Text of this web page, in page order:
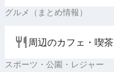
グルメ（まとめ情報）
周辺のカフェ・喫茶
スポーツ・公園・レジャー